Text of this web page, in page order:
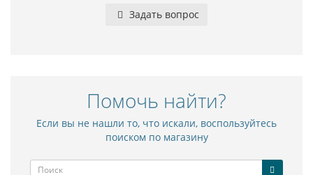
Задать вопрос
Помочь найти?
Если вы не нашли то, что искали, воспользуйтесь
поиском по магазину